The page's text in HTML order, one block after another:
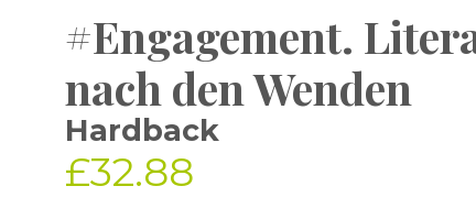
#Engagement.
nach den Wenden
Hardback
£32.88